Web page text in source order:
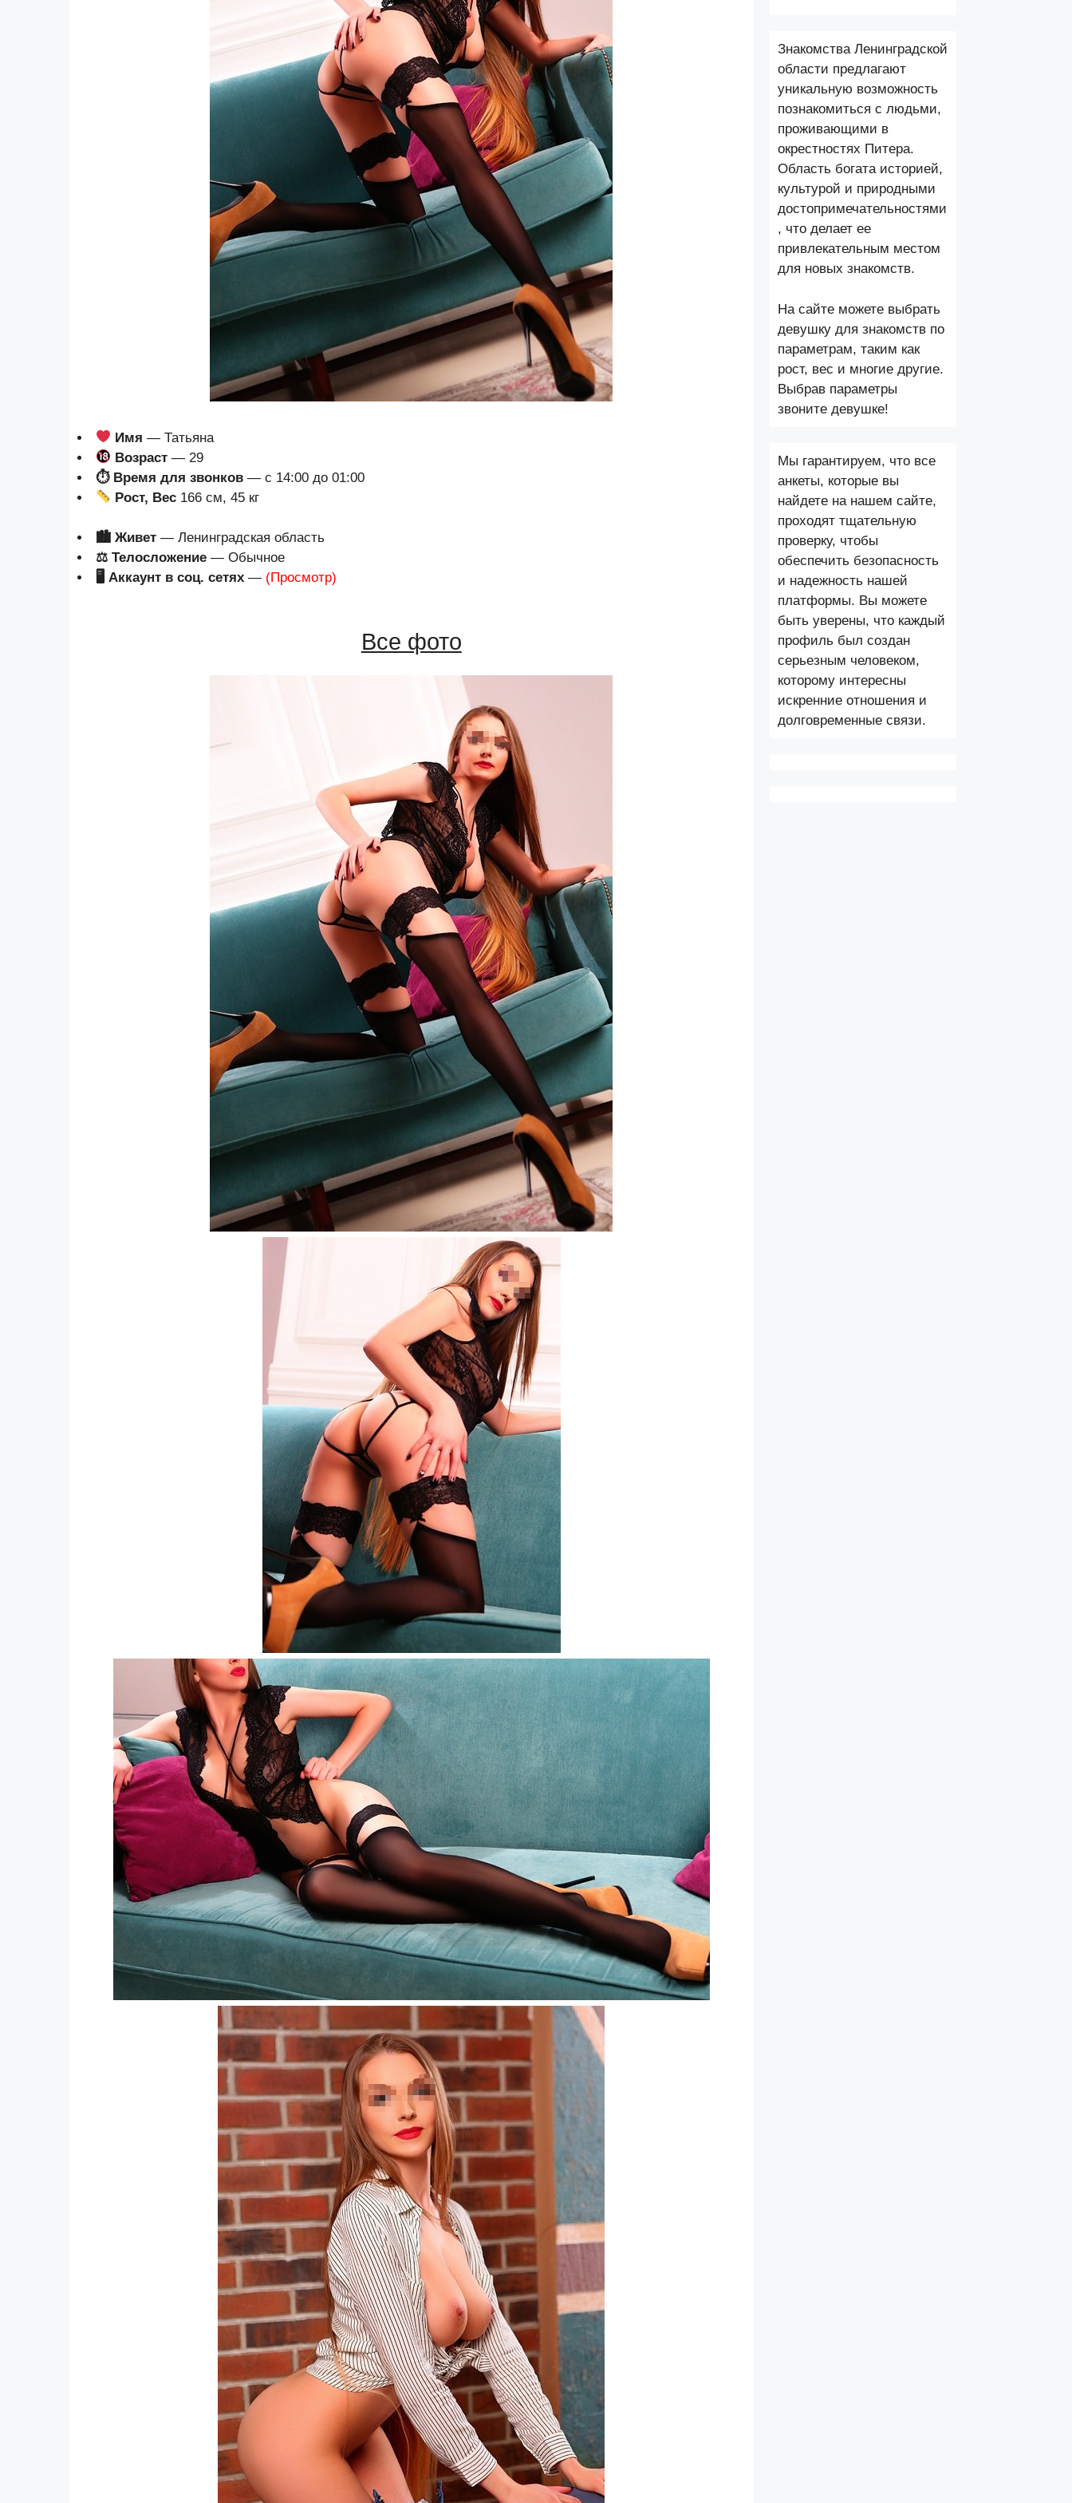
Имя — Татьяна
Возраст — 29
⏱ Время для звонков — с 14:00 до 01:00
Рост, Вес 166 см, 45 кг
🏙 Живет — Ленинградская область
⚖ Телосложение — Обычное
🖥 Аккаунт в соц. сетях — (Просмотр)
Все фото
Знакомства Ленинградской
области предлагают
уникальную возможность
познакомиться с людьми,
проживающими в
окрестностях Питера.
Область богата историей,
культурой и природными
достопримечательностями
, что делает ее
привлекательным местом
для новых знакомств.
На сайте можете выбрать
девушку для знакомств по
параметрам, таким как
рост, вес и многие другие.
Выбрав параметры
звоните девушке!
Мы гарантируем, что все
анкеты, которые вы
найдете на нашем сайте,
проходят тщательную
проверку, чтобы
обеспечить безопасность
и надежность нашей
платформы. Вы можете
быть уверены, что каждый
профиль был создан
серьезным человеком,
которому интересны
искренние отношения и
долговременные связи.